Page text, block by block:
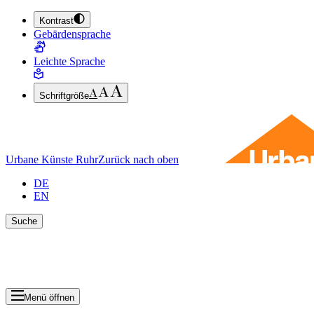
ZUM HAUPTINHALT SPRINGEN (ENTER DRÜCKEN)
ZUM FUSSBEREICH SPRINGEN (ENTER DRÜCKEN)
Kontrast
Gebärdensprache
Leichte Sprache
Schriftgröße
Urbane Künste RuhrZurück nach oben
DE
EN
Suche
Menü öffnen